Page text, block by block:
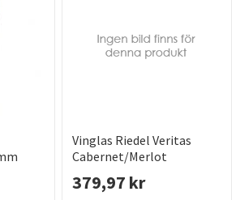
Vinglas Riedel Veritas
Cabernet/Merlot
Ø95x235mm 63cl
379,97 kr